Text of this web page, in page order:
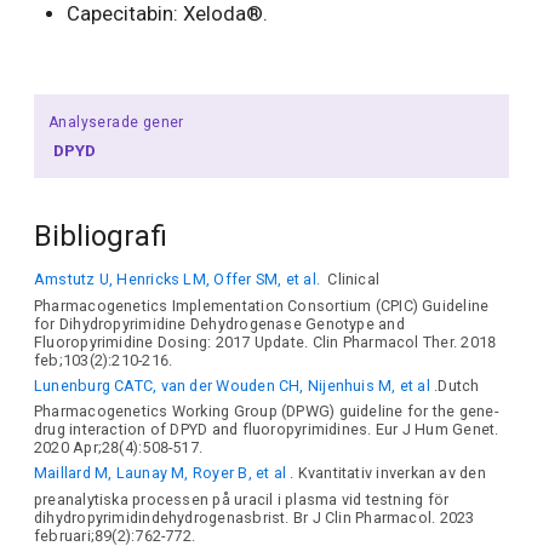
Capecitabin: Xeloda®.
Analyserade gener
DPYD
Bibliografi
Amstutz U, Henricks LM, Offer SM, et al. Clinical
Pharmacogenetics Implementation Consortium (CPIC) Guideline
for Dihydropyrimidine Dehydrogenase Genotype and
Fluoropyrimidine Dosing: 2017 Update. Clin Pharmacol Ther. 2018
feb;103(2):210-216.
Lunenburg CATC, van der Wouden CH, Nijenhuis M, et al
.Dutch
Pharmacogenetics Working Group (DPWG) guideline for the gene-
drug interaction of DPYD and fluoropyrimidines. Eur J Hum Genet.
2020 Apr;28(4):508-517.
Maillard M, Launay M, Royer B, et al . Kvantitativ inverkan av den
preanalytiska processen på uracil i plasma vid testning för
dihydropyrimidindehydrogenasbrist. Br J Clin Pharmacol. 2023
februari;89(2):762-772.